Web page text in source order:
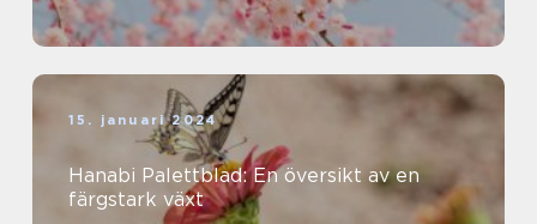
15. januari 2024
Hanabi Palettblad: En översikt av en
färgstark växt